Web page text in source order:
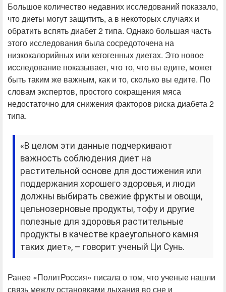
Большое количество недавних исследований показало,
что диеты могут защитить, а в некоторых случаях и
обратить вспять диабет 2 типа. Однако большая часть
этого исследования была сосредоточена на
низкокалорийных или кетогенных диетах. Это новое
исследование показывает, что то, что вы едите, может
быть таким же важным, как и то, сколько вы едите. По
словам экспертов, простого сокращения мяса
недостаточно для снижения факторов риска диабета 2
типа.
«В целом эти данные подчеркивают
важность соблюдения диет на
растительной основе для достижения или
поддержания хорошего здоровья, и люди
должны выбирать свежие фрукты и овощи,
цельнозерновые продукты, тофу и другие
полезные для здоровья растительные
продукты в качестве краеугольного камня
таких диет», – говорит ученый Ци Сунь.
Ранее «ПолитРоссия» писала о том, что ученые нашли
связь между остановками дыхания во сне и